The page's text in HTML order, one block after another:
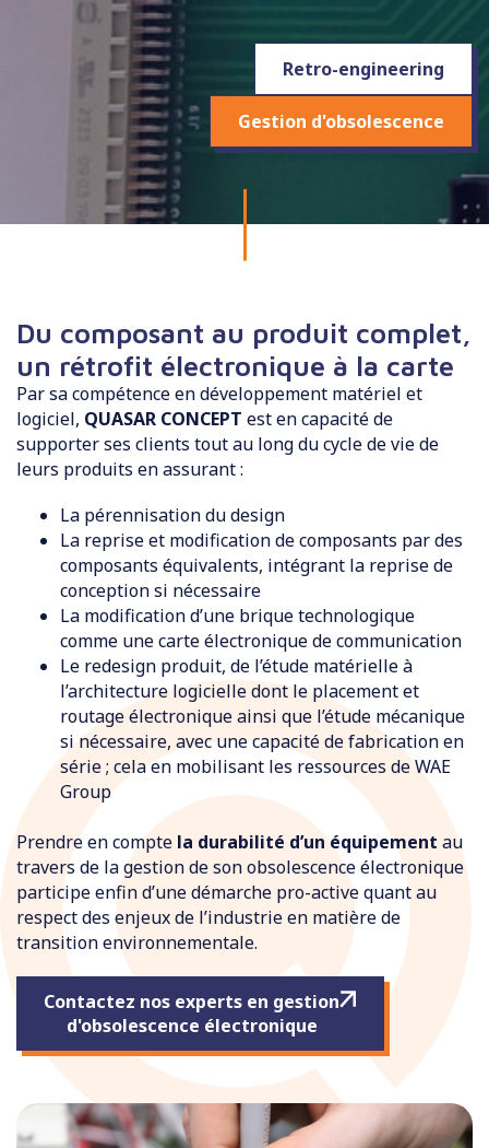
Retro-engineering
Gestion d'obsolescence
Du composant au produit complet,
un rétrofit électronique à la carte
Par sa compétence en développement matériel et
logiciel, QUASAR CONCEPT est en capacité de
supporter ses clients tout au long du cycle de vie de
leurs produits en assurant :
La pérennisation du design
La reprise et modification de composants par des
composants équivalents, intégrant la reprise de
conception si nécessaire
La modification d’une brique technologique
comme une carte électronique de communication
Le redesign produit, de l’étude matérielle à
l’architecture logicielle dont le placement et
routage électronique ainsi que l’étude mécanique
si nécessaire, avec une capacité de fabrication en
série ; cela en mobilisant les ressources de WAE
Group
Prendre en compte la durabilité d’un équipement au
travers de la gestion de son obsolescence électronique
participe enfin d’une démarche pro-active quant au
respect des enjeux de l’industrie en matière de
transition environnementale.
Contactez nos experts en gestion
d'obsolescence électronique